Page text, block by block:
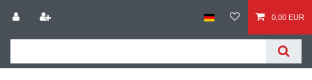
0,00 EUR